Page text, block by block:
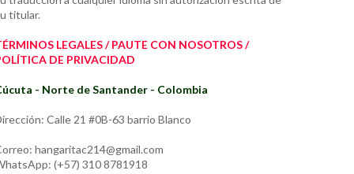
titular.
LEGALES / PAUTE CON NOSOTROS /
DE PRIVACIDAD
- Norte de Santander - Colombia
Calle 21 #0B-63 barrio Blanco
hangaritac214@gmail.com
(+57) 310 8781918